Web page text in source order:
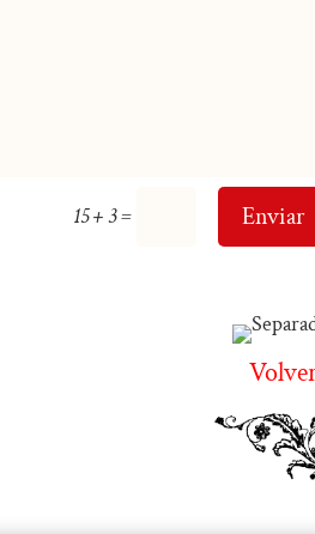
15 + 3= Enviar